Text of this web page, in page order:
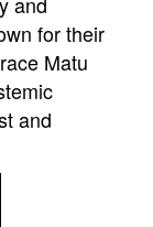
for their
Matu
and